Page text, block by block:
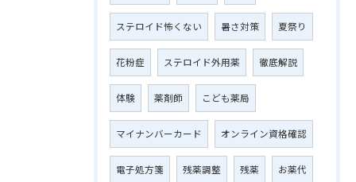
ステロイド怖くない 暑さ対策 夏祭り
花粉症 ステロイド外用薬 徹底解説
体験 薬剤師 こども薬局
マイナンバーカード オンライン資格確認
電子処方箋 残薬調整 残薬 お薬代